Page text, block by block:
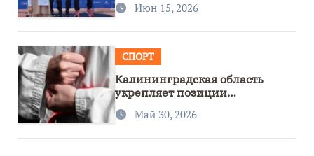
Июн 15, 2026
СПОРТ
Калининградская область
укрепляет позиции
спортивного региона
Май 30, 2026